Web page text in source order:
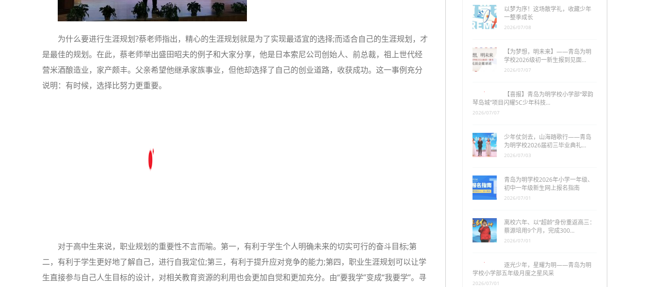
为什么要进行生涯规划?蔡老师指出，精心的生涯规划就是为了实现最适宜的选择;而适合自己的生涯规划，才
是最佳的规划。在此，蔡老师举出盛田昭夫的例子和大家分享，他是日本索尼公司创始人、前总裁，祖上世代经
营米酒酿造业，家产颇丰。父亲希望他继承家族事业，但他却选择了自己的创业道路，收获成功。这一事例充分
说明：有时候，选择比努力更重要。
对于高中生来说，职业规划的重要性不言而喻。第一，有利于学生个人明确未来的切实可行的奋斗目标;第
二，有利于学生更好地了解自己，进行自我定位;第三，有利于提升应对竞争的能力;第四，职业生涯规划可以让学
生直接参与自己人生目标的设计，对相关教育资源的利用也会更加自觉和更加充分。由“要我学”变成“我要学”。寻
以梦为序！这场散学礼，收藏少年
一整季成长
2026/07/08
【为梦想，明未来】——青岛为明
学校2026级初一新生报到见面…
2026/07/07
【喜报】青岛为明学校小学部“翠韵
琴岛城”项目闪耀5C少年科技…
少年仗剑去，山海踏歌行——青岛
为明学校2026届初三毕业典礼…
2026/07/03
青岛为明学校2026年小学一年级、
初中一年级新生网上报名指南
2026/07/01
离校六年、以“超龄”身份重返高三：
蔡源培用9个月，完成300…
2026/07/01
逐光少年，星耀为明——青岛为明
学校小学部五年级月度之星风采